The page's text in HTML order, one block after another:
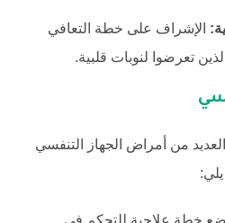
الإشراف على خطة التعافي
تعرضوا لنوبات قلبية.
العديد من أمراض الجهاز التنفسي